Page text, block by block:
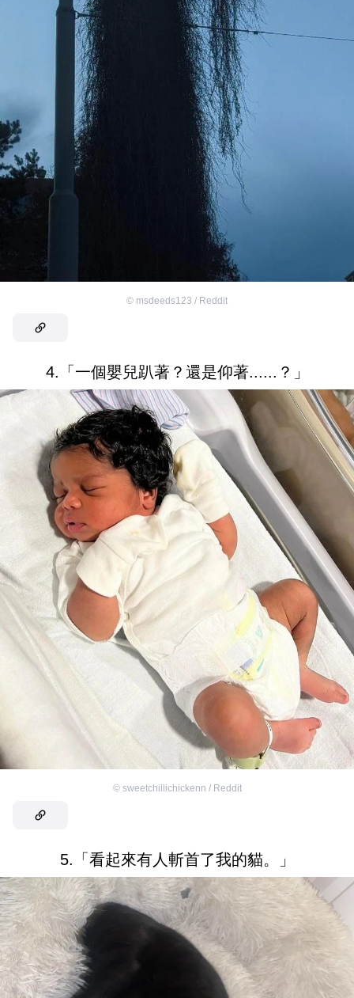
© msdeeds123 / Reddit
4.「一個嬰兒趴著？還是仰著......？」
© sweetchillichickenn / Reddit
5.「看起來有人斬首了我的貓。」